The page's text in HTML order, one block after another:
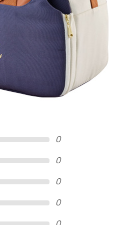
0
0
0
0